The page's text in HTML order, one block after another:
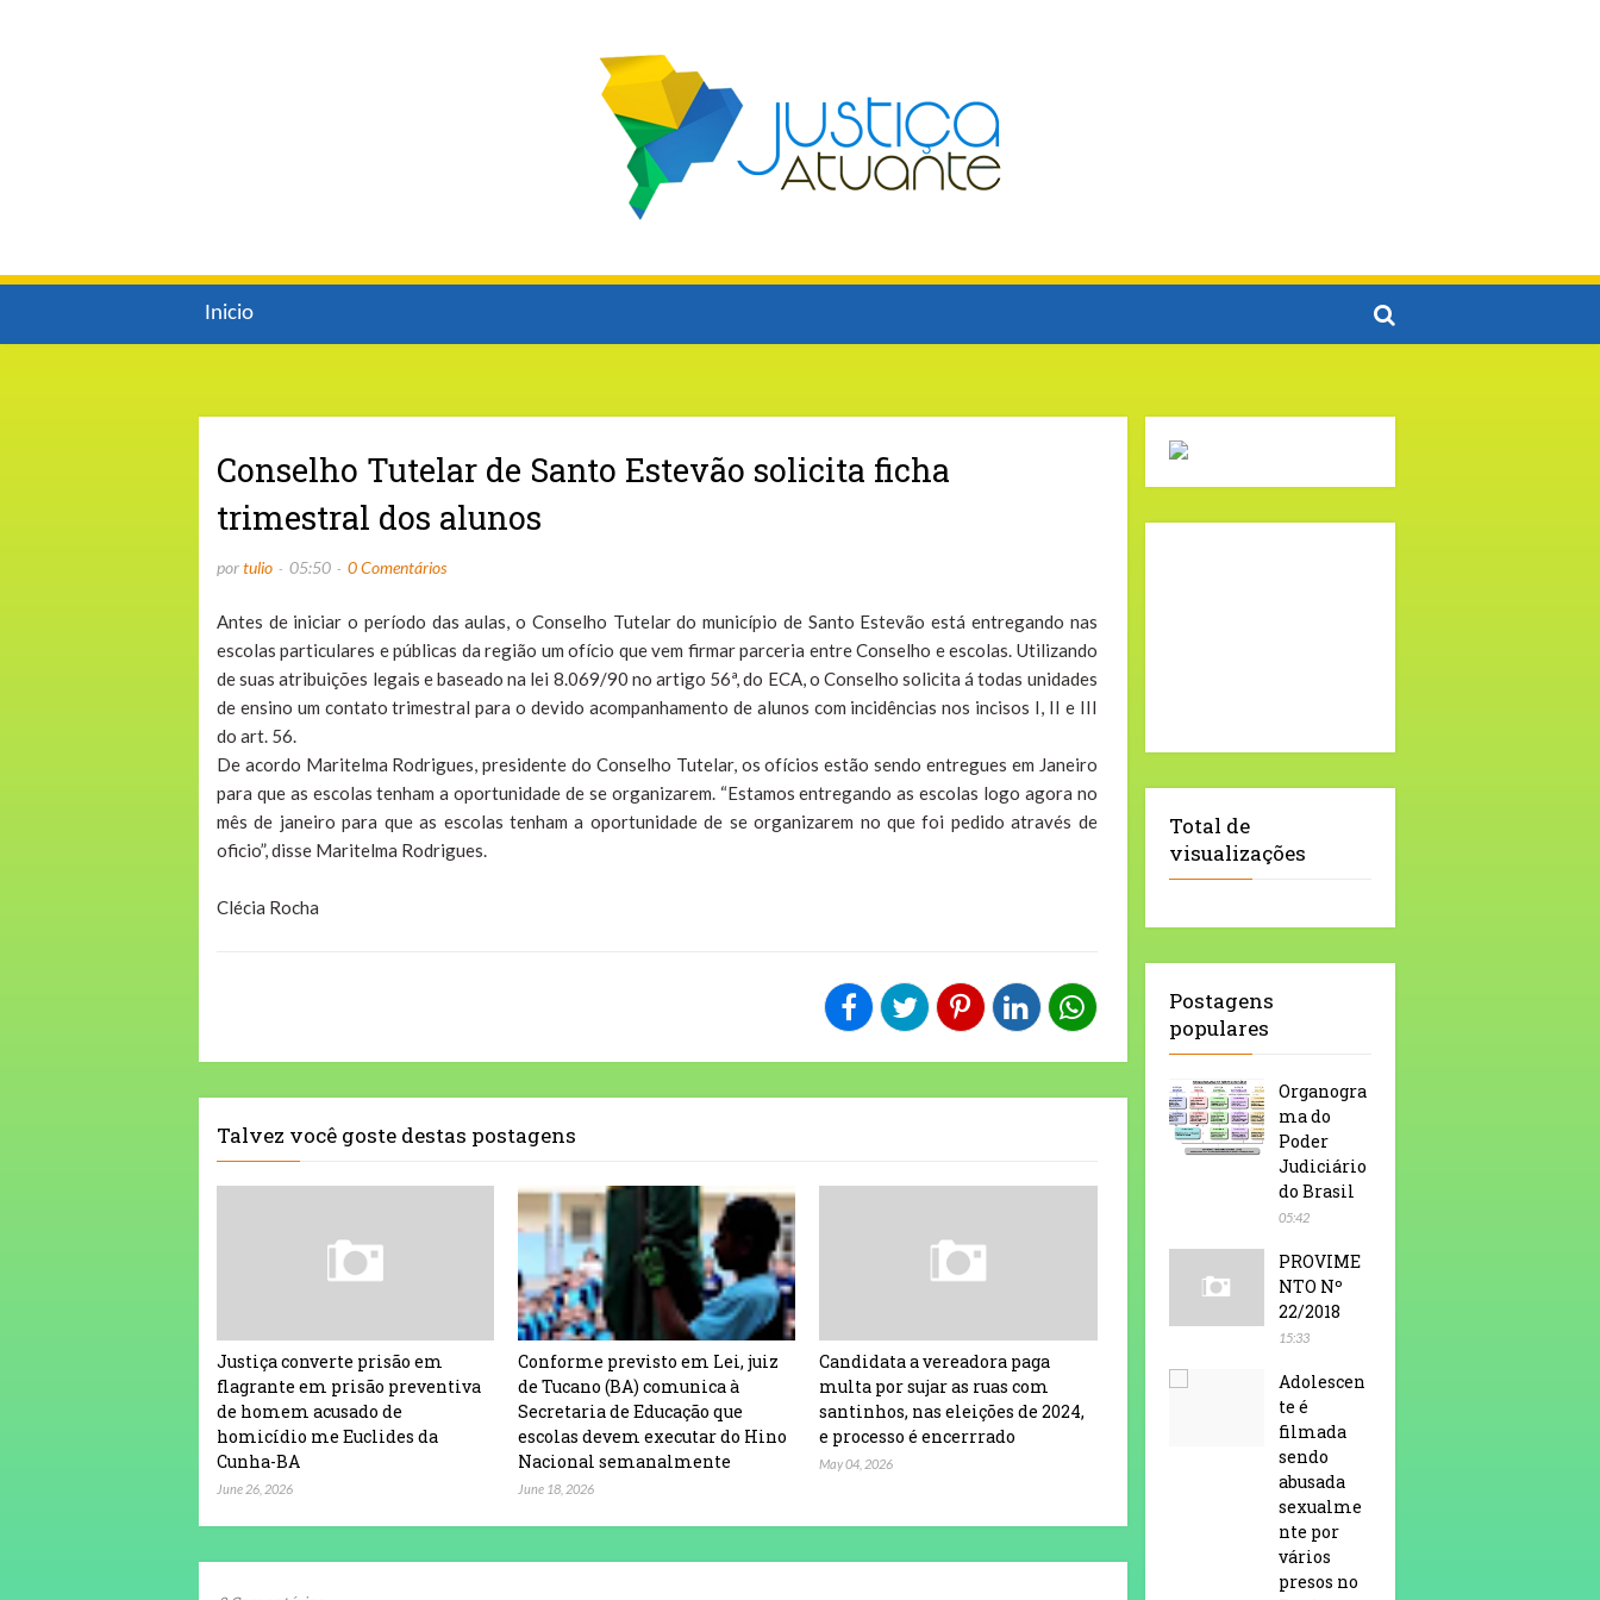
Inicio
Conselho Tutelar de Santo Estevão solicita ficha
trimestral dos alunos
portulio 05:50 0 Comentários
Antes de iniciar o período das aulas, o Conselho Tutelar do município de Santo Estevão está entregando nas
escolas particulares e públicas da região um ofício que vem firmar parceria entre Conselho e escolas. Utilizando
de suas atribuições legais e baseado na lei 8.069/90 no artigo 56ª, do ECA, o Conselho solicita á todas unidades
de ensino um contato trimestral para o devido acompanhamento de alunos com incidências nos incisos I, II e III
do art. 56.
De acordo Maritelma Rodrigues, presidente do Conselho Tutelar, os ofícios estão sendo entregues em Janeiro
para que as escolas tenham a oportunidade de se organizarem. “Estamos entregando as escolas logo agora no
mês de janeiro para que as escolas tenham a oportunidade de se organizarem no que foi pedido através de
oficio”, disse Maritelma Rodrigues.
Clécia Rocha
Talvez você goste destas postagens
Justiça converte prisão em
flagrante em prisão preventiva
de homem acusado de
homicídio me Euclides da
Cunha-BA
June 26, 2026
Conforme previsto em Lei, juiz
de Tucano (BA) comunica à
Secretaria de Educação que
escolas devem executar do Hino
Nacional semanalmente
June 18, 2026
Candidata a vereadora paga
multa por sujar as ruas com
santinhos, nas eleições de 2024,
e processo é encerrrado
May 04, 2026
Total de
visualizações
Postagens
populares
Organogra
ma do
Poder
Judiciário
do Brasil
05:42
PROVIME
NTO Nº
22/2018
15:33
Adolescen
te é
filmada
sendo
abusada
sexualme
nte por
vários
presos no